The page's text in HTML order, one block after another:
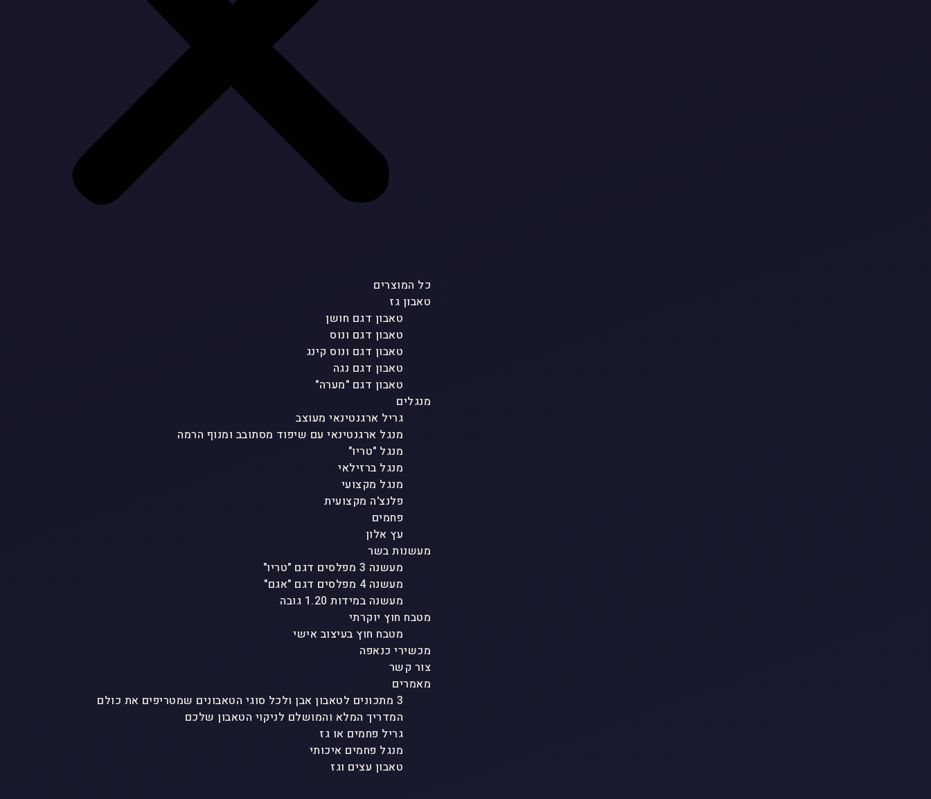
כל המוצרים
טאבון גז
טאבון דגם חושן
טאבון דגם ונוס
טאבון דגם ונוס קינג
טאבון דגם נגה
טאבון דגם "מערה"
מנגלים
גריל ארגנטינאי מעוצב
מנגל ארגנטינאי עם שיפוד מסתובב ומנוף הרמה
מנגל "טריו"
מנגל ברזילאי
מנגל מקצועי
פלנצ'ה מקצועית
פחמים
עץ אלון
מעשנות בשר
מעשנה 3 מפלסים דגם "טריו"
מעשנה 4 מפלסים דגם "אגם"
מעשנה במידות 1.20 גובה
מטבח חוץ יוקרתי
מטבח חוץ בעיצוב אישי
מכשירי כנאפה
צור קשר
מאמרים
3 מתכונים לטאבון אבן ולכל סוגי הטאבונים שמטריפים את כולם
המדריך המלא והמושלם לניקוי הטאבון שלכם
גריל פחמים או גז
מנגל פחמים איכותי
טאבון עצים וגז